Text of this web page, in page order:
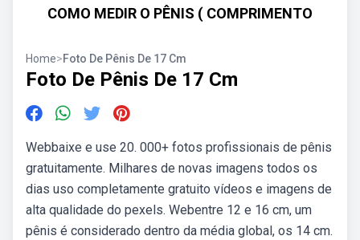
COMO MEDIR O PÊNIS ( COMPRIMENTO
Home>Foto De Pênis De 17 Cm
Foto De Pênis De 17 Cm
Webbaixe e use 20. 000+ fotos profissionais de pênis
gratuitamente. Milhares de novas imagens todos os
dias uso completamente gratuito vídeos e imagens de
alta qualidade do pexels. Webentre 12 e 16 cm, um
pênis é considerado dentro da média global, os 14 cm.